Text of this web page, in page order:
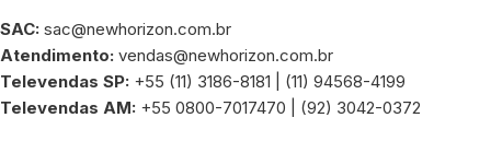
SAC: sac@newhorizon.com.br
Atendimento: vendas@newhorizon.com.br
Televendas SP: +55 (11) 3186-8181 | (11) 94568-4199
Televendas AM: +55 0800-7017470 | (92) 3042-0372